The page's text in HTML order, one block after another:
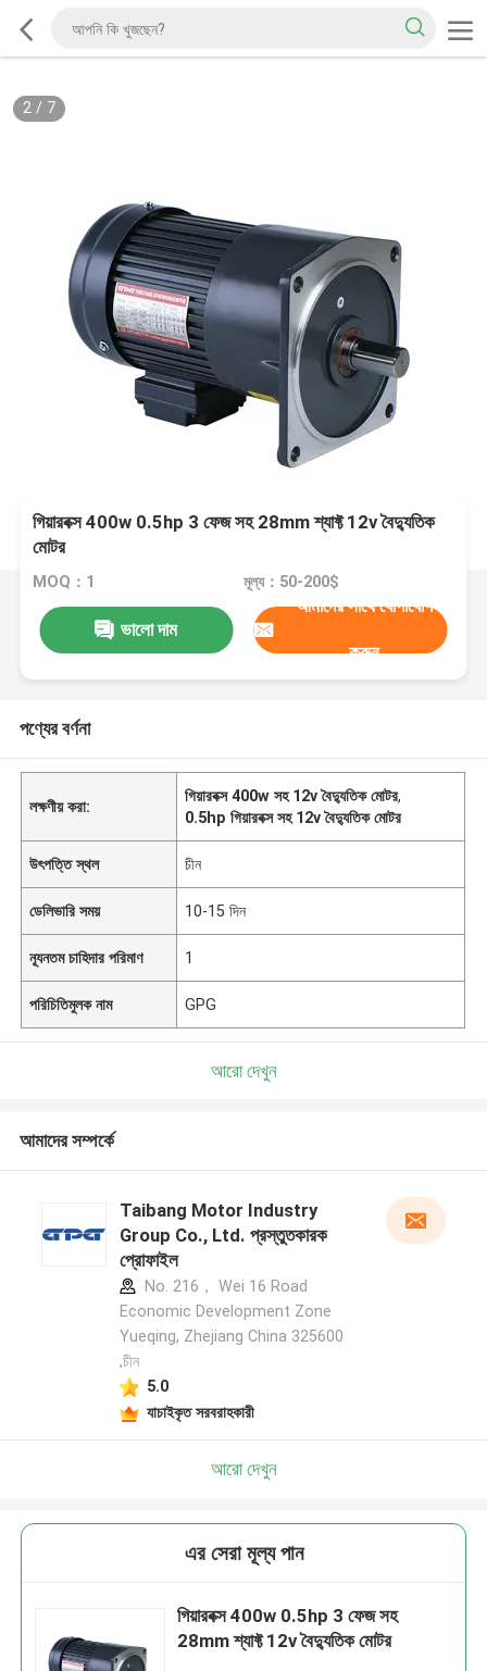
2/ 7
গিয়ারবক্স 400w 0.5hp 3 ফেজ সহ 28mm শ্যাফ্ট 12v বৈদ্যুতিক
মোটর
MOQ：1 মূল্য：50-200$
ভালো দাম
আমাদের সাথে যোগাযোগ
করুন
পণ্যের বর্ণনা
লক্ষণীয় করা:
গিয়ারবক্স 400w সহ 12v বৈদ্যুতিক মোটর,
0.5hp গিয়ারবক্স সহ 12v বৈদ্যুতিক মোটর
উৎপত্তি স্থল চীন
ডেলিভারি সময় 10-15 দিন
ন্যূনতম চাহিদার পরিমাণ 1
পরিচিতিমুলক নাম GPG
আরো দেখুন
আমাদের সম্পর্কে
Taibang Motor Industry
Group Co., Ltd. প্রস্তুতকারক
প্রোফাইল
No. 216， Wei 16 Road
Economic Development Zone
Yueqing, Zhejiang China 325600
,চীন
5.0
যাচাইকৃত সরবরাহকারী
আরো দেখুন
এর সেরা মূল্য পান
গিয়ারবক্স 400w 0.5hp 3 ফেজ সহ
28mm শ্যাফ্ট 12v বৈদ্যুতিক মোটর